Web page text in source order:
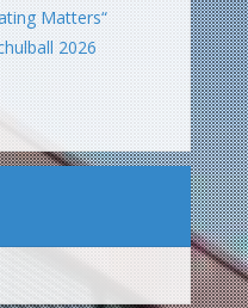
Matters“
2026